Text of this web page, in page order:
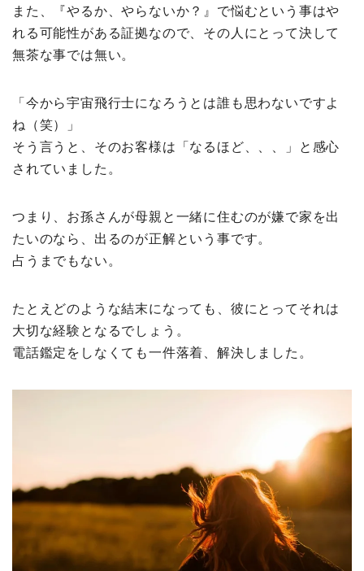
また、『やるか、やらないか？』で悩むという事はや
れる可能性がある証拠なので、その人にとって決して
無茶な事では無い。
「今から宇宙飛行士になろうとは誰も思わないですよ
ね（笑）」
そう言うと、そのお客様は「なるほど、、、」と感心
されていました。
つまり、お孫さんが母親と一緒に住むのが嫌で家を出
たいのなら、出るのが正解という事です。
占うまでもない。
たとえどのような結末になっても、彼にとってそれは
大切な経験となるでしょう。
電話鑑定をしなくても一件落着、解決しました。